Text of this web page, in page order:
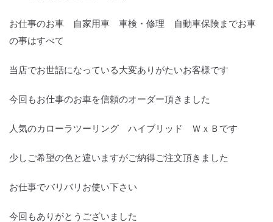
お仕事のお車 自家用車 車検・修理 自動車保険までお車
の事はすべて
当店でお世話になっている大変ありがたいお客様です
今回もお仕事のお車を信頼のオーダー頂きました
人気のカローラツーリング ハイブリッド ＷｘＢです
少しご希望の色と違いますがご納得ご注文頂きました
お仕事でバリバリお使い下さい
今回もありがとうございました